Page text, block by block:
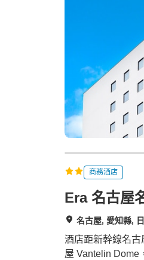
商務酒店
Era 名古屋
名古屋, 愛知縣,
酒店距新幹線名
屋 Vantelin Dome